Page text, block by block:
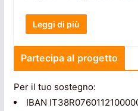
Leggi di più
Partecipa al progetto
Per il tuo sostegno:
IBAN